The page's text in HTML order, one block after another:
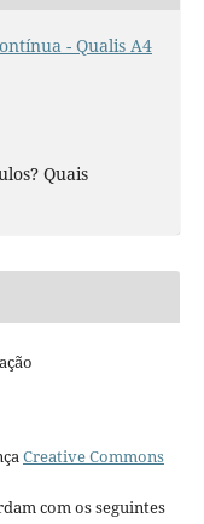
- Qualis A4
Quais
Creative Commons
com os seguintes